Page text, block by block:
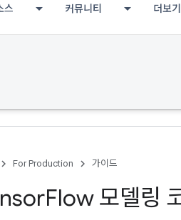
스 커뮤니티 더보기
For Production 가이드
Flow 모델링